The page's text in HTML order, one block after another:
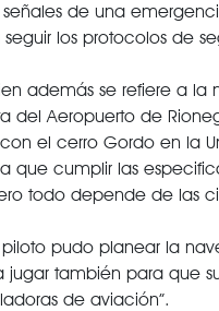
señales de una
los protocolos de
además se refiere a
del Aeropuerto de
el cerro Gordo en la
que cumplir las
todo depende de las
pudo planear la
también para que
de aviación”.